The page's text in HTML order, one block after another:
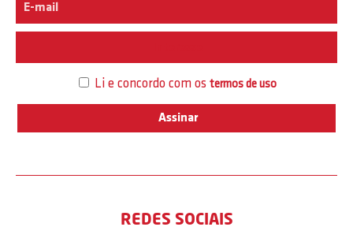
Li e concordo com os termos de uso
REDES SOCIAIS